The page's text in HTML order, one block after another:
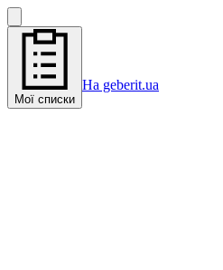
Мої списки
На geberit.ua